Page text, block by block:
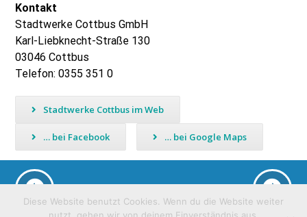
Kontakt
Stadtwerke Cottbus GmbH
Karl-Liebknecht-Straße 130
03046 Cottbus
Telefon: 0355 351 0
Stadtwerke Cottbus im Web
… bei Facebook … bei Google Maps
Diese Website benutzt Cookies. Wenn du die Website weiter